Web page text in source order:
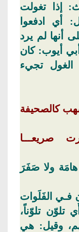
إذا تغولت
أي ادفعوا
أنها لم يرد
أيوب: كان
الغول تجيء
كالصحيفة
صريعـــا
ولا صَفَرَ
فـي الفَلَوات
تلوّن تلوّناً،
وقيل: هي